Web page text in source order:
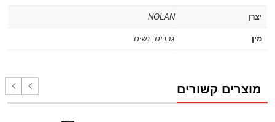
יצרן NOLAN
מין גברים, נשים
מוצרים קשורים